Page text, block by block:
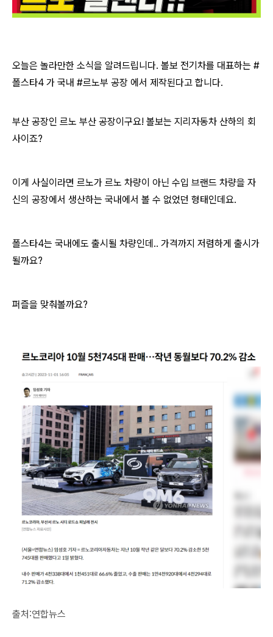
오늘은 놀라만한 소식을 알려드립니다. 볼보 전기차를 대표하는 #
폴스타4 가 국내 #르노부 공장 에서 제작된다고 합니다.
부산 공장인 르노 부산 공장이구요! 볼보는 지리자동차 산하의 회
사이죠?
이게 사실이라면 르노가 르노 차량이 아닌 수입 브랜드 차량을 자
신의 공장에서 생산하는 국내에서 볼 수 없었던 형태인데요.
폴스타4는 국내에도 출시될 차량인데.. 가격까지 저렴하게 출시가
될까요?
퍼즐을 맞춰볼까요?
출처:연합뉴스